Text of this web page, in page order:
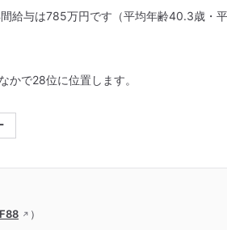
給与は785万円です（平均年齢40.3歳・平
で28位に位置します。
）